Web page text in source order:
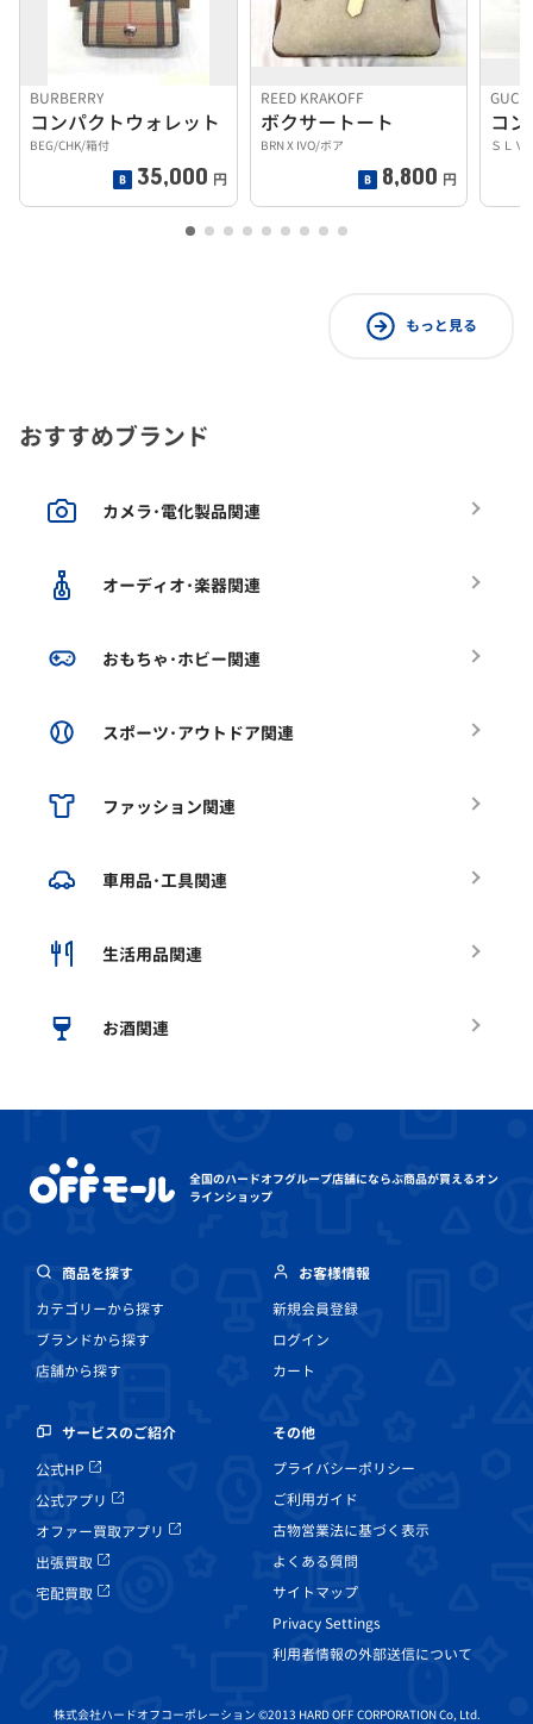
BURBERRY
コンパクトウォレット
BEG/CHK/箱付
35,000 円
REED KRAKOFF
ボクサートート
BRN X IVO/ボア
8,800 円
コ
ＳＬＶ
もっと見る
おすすめブランド
カメラ･電化製品関連
オーディオ･楽器関連
おもちゃ･ホビー関連
スポーツ･アウトドア関連
ファッション関連
車用品･工具関連
生活用品関連
お酒関連
全国のハードオフグループ店舗にならぶ商品が買えるオン
ラインショップ
商品を探す
カテゴリーから探す
ブランドから探す
店舗から探す
お客様情報
新規会員登録
ログイン
カート
サービスのご紹介
公式HP
公式アプリ
オファー買取アプリ
出張買取
宅配買取
その他
プライバシーポリシー
ご利用ガイド
古物営業法に基づく表示
よくある質問
サイトマップ
Privacy Settings
利用者情報の外部送信について
株式会社ハードオフコーポレーション ©2013 HARD OFF CORPORATION Co, Ltd.